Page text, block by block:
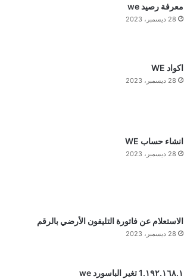
معرفة رصيد we
28 ديسمبر، 2023
اكواد WE
28 ديسمبر، 2023
انشاء حساب WE
28 ديسمبر، 2023
الاستعلام عن فاتورة التليفون الأرضي بالرقم
28 ديسمبر، 2023
١٩٢.١٦٨.١.1 تغير الباسورد we